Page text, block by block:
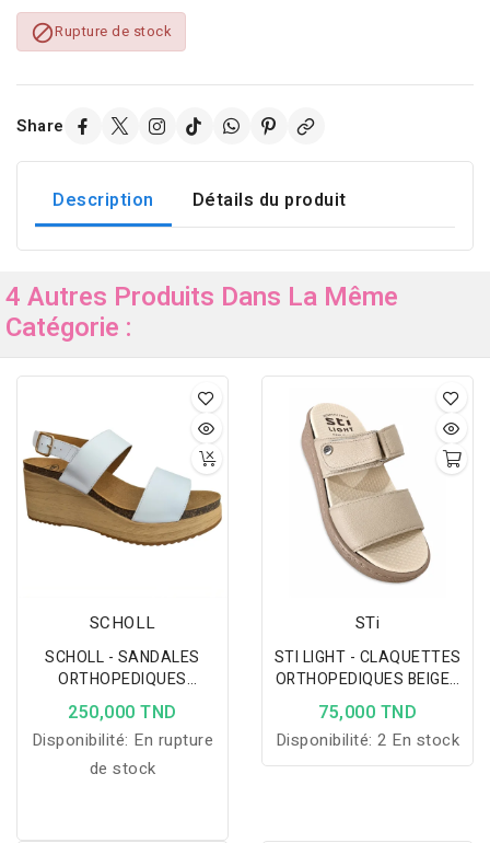
Rupture de stock
Share
Description Détails du produit
4 Autres Produits Dans La Même
Catégorie :
SCHOLL
SCHOLL - SANDALES
ORTHOPEDIQUES
BLANCHES FEMMES
250,000 TND
Disponibilité: En rupture
de stock
STi
STI LIGHT - CLAQUETTES
ORTHOPEDIQUES BEIGES
POUR HOMME
75,000 TND
Disponibilité:2 En stock